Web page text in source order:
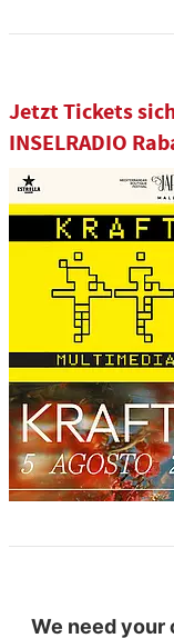
Jetzt Tickets
INSELRADIO
We need your